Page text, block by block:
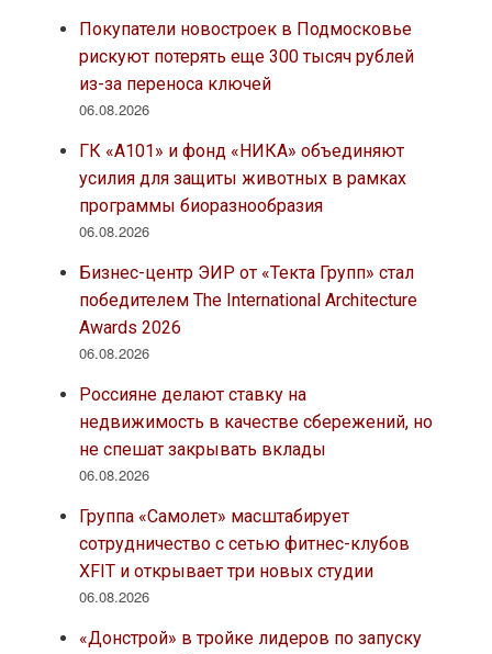
Покупатели новостроек в Подмосковье
рискуют потерять еще 300 тысяч рублей
из-за переноса ключей
06.08.2026
ГК «А101» и фонд «НИКА» объединяют
усилия для защиты животных в рамках
программы биоразнообразия
06.08.2026
Бизнес-центр ЭИР от «Текта Групп» стал
победителем The International Architecture
Awards 2026
06.08.2026
Россияне делают ставку на
недвижимость в качестве сбережений, но
не спешат закрывать вклады
06.08.2026
Группа «Самолет» масштабирует
сотрудничество с сетью фитнес-клубов
XFIT и открывает три новых студии
06.08.2026
«Донстрой» в тройке лидеров по запуску